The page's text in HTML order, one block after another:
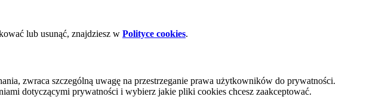
lub usunąć, znajdziesz w Polityce cookies.
zwraca szczególną uwagę na przestrzeganie prawa użytkowników do prywatności.
dotyczącymi prywatności i wybierz jakie pliki cookies chcesz zaakceptować.